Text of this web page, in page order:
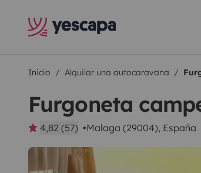
Inicio Alquilar una autocaravana
Furgoneta
4,82 (57) Malaga (29004), España